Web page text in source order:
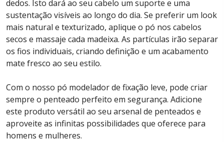
dedos. Isto dará ao seu cabelo um suporte e uma
sustentação visíveis ao longo do dia. Se preferir um look
mais natural e texturizado, aplique o pó nos cabelos
secos e massaje cada madeixa. As partículas irão separar
os fios individuais, criando definição e um acabamento
mate fresco ao seu estilo.
Com o nosso pó modelador de fixação leve, pode criar
sempre o penteado perfeito em segurança. Adicione
este produto versátil ao seu arsenal de penteados e
aproveite as infinitas possibilidades que oferece para
homens e mulheres.